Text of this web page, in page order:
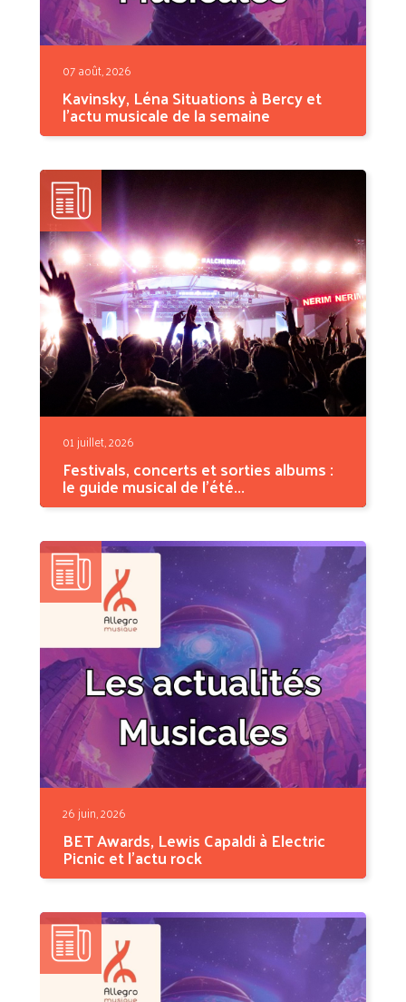
07 août, 2026
Kavinsky, Léna Situations à Bercy et
l'actu musicale de la semaine
Cette semaine, la musique porte le deuil d'une
01 juillet, 2026
Festivals, concerts et sorties albums :
le guide musical de l'été...
L'été 2026 s'annonce comme l'une des
26 juin, 2026
BET Awards, Lewis Capaldi à Electric
Picnic et l'actu rock
Cette semaine, la musique s'est jouée aussi